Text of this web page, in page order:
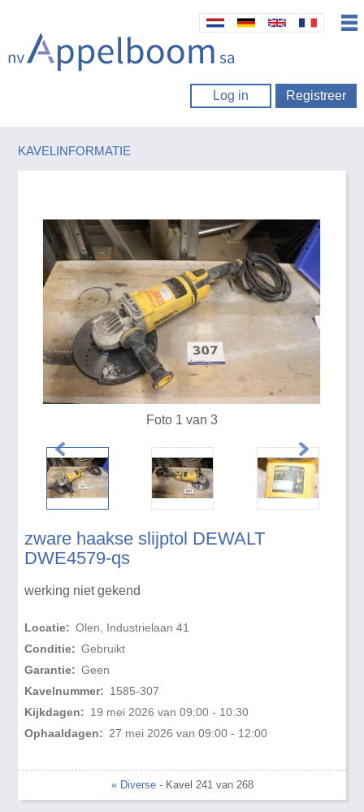
Log in Registreer
KAVELINFORMATIE
zware haakse slijptol DEWALT
DWE4579-qs
werking niet gekend
Locatie: Olen, Industrielaan 41
Conditie: Gebruikt
Garantie: Geen
Kavelnummer: 1585-307
Kijkdagen: 19 mei 2026 van 09:00 - 10:30
Ophaaldagen: 27 mei 2026 van 09:00 - 12:00
Foto 1 van 3
« Diverse- Kavel 241 van 268